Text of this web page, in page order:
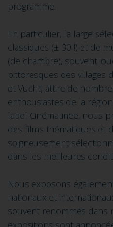
programme.
En particulier, la large
classiques (± 30 !) et de
(de chambre), souvent
pittoresques des villages
et Vucht, attire de
enthousiastes de la
label Cinématinee, nous
des films thématiques et
soigneusement
dans les meilleures
Nous exposons
nationaux et
souvent renommés dans
expositions sont